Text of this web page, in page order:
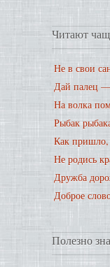
Читают
Не в свои
Дай палец —
На волка
Рыбак
Как
Не родись
Дружба
Доброе
Полезно